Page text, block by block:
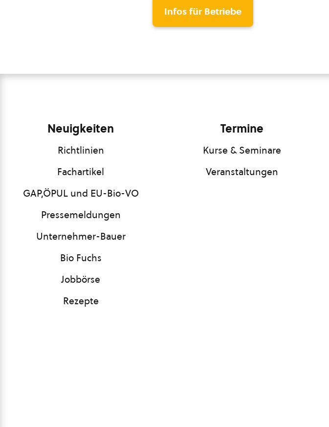
Infos für Betriebe
Neuigkeiten
Richtlinien
Fachartikel
GAP,ÖPUL und EU-Bio-VO
Pressemeldungen
Unternehmer-Bauer
Bio Fuchs
Jobbörse
Rezepte
Termine
Kurse & Seminare
Veranstaltungen